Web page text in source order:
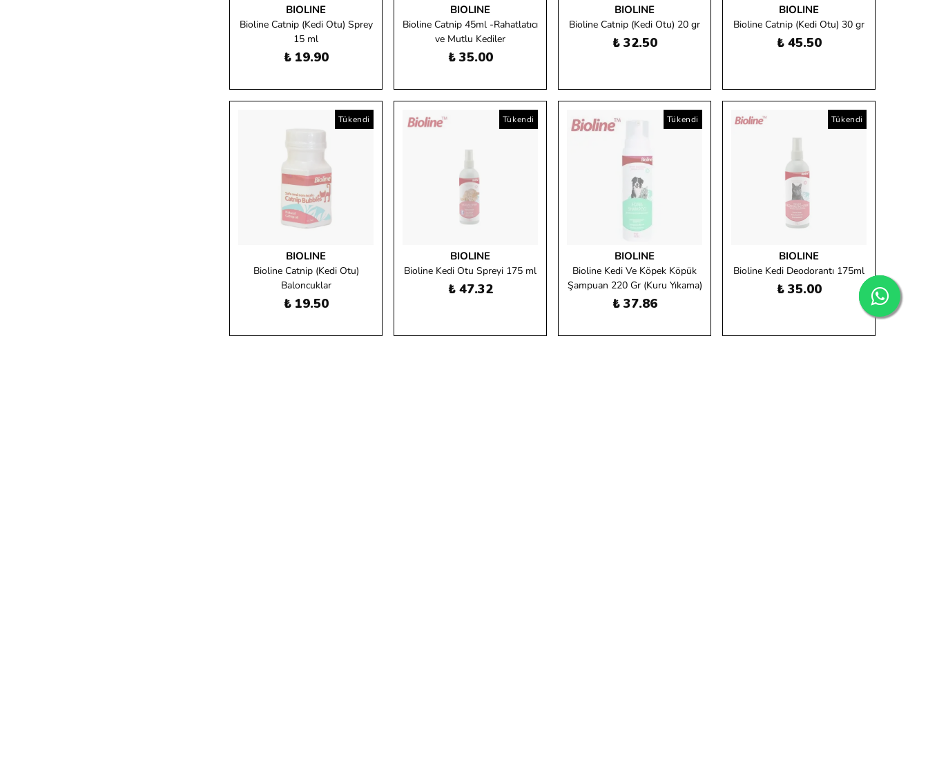
BIOLINE
Bioline Catnip (Kedi Otu) Sprey
15 ml
₺ 19.90
BIOLINE
Bioline Catnip 45ml -Rahatlatıcı
ve Mutlu Kediler
₺ 35.00
BIOLINE
Bioline Catnip (Kedi Otu) 20 gr
₺ 32.50
BIOLINE
Bioline Catnip (Kedi Otu) 30 gr
₺ 45.50
Tükendi
BIOLINE
Bioline Catnip (Kedi Otu)
Baloncuklar
₺ 19.50
Tükendi
BIOLINE
Bioline Kedi Otu Spreyi 175 ml
₺ 47.32
Tükendi
BIOLINE
Bioline Kedi Ve Köpek Köpük
Şampuan 220 Gr (Kuru Yıkama)
₺ 37.86
Tükendi
BIOLINE
Bioline Kedi Deodorantı 175ml
₺ 35.00